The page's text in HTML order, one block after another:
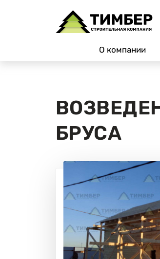
О компании
БРУСА